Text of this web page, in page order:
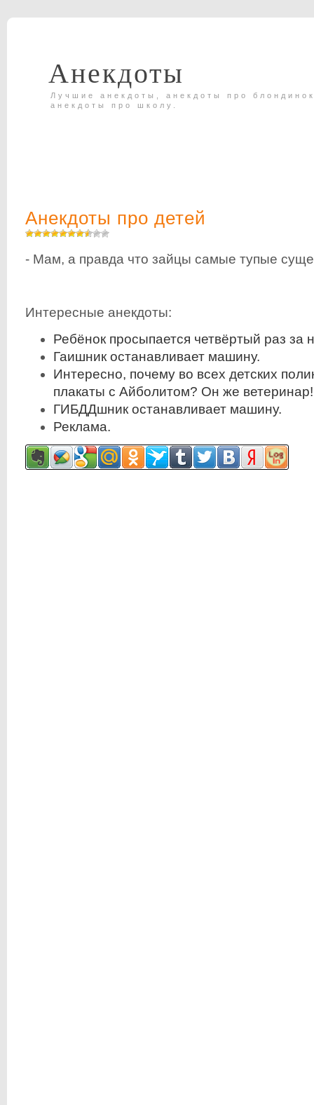
Анекдоты
Лучшие анекдоты, анекдоты про
анекдоты про школу.
Анекдоты про детей
- Мам, а правда что зайцы самые тупые
Интересные анекдоты:
Ребёнок просыпается четвёртый раз за
Гаишник останавливает машину.
Интересно, почему во всех детских
плакаты с Айболитом? Он же
ГИБДДшник останавливает машину.
Реклама.